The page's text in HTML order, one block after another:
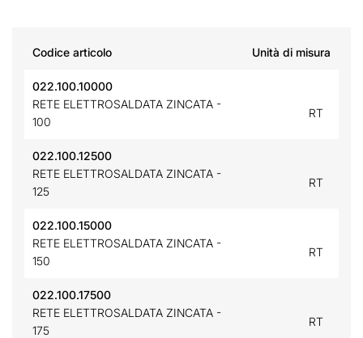
Codice articolo Unità di misura
022.100.10000
RETE ELETTROSALDATA ZINCATA -
100
RT
022.100.12500
RETE ELETTROSALDATA ZINCATA -
125
RT
022.100.15000
RETE ELETTROSALDATA ZINCATA -
150
RT
022.100.17500
RETE ELETTROSALDATA ZINCATA -
175
RT